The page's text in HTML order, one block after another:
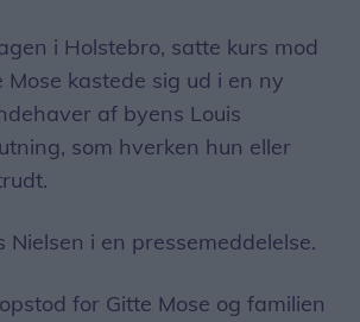
i Holstebro, satte kurs mod
Mose kastede sig ud i en ny
af byens Louis
som hverken hun eller
Nielsen i en pressemeddelelse.
for Gitte Mose og familien